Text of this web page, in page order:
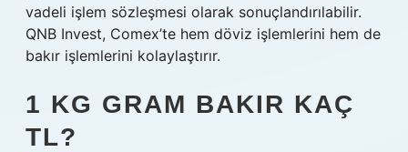
vadeli işlem sözleşmesi olarak sonuçlandırılabilir.
QNB Invest, Comex’te hem döviz işlemlerini hem de
bakır işlemlerini kolaylaştırır.
1 KG GRAM BAKIR KAÇ
TL?